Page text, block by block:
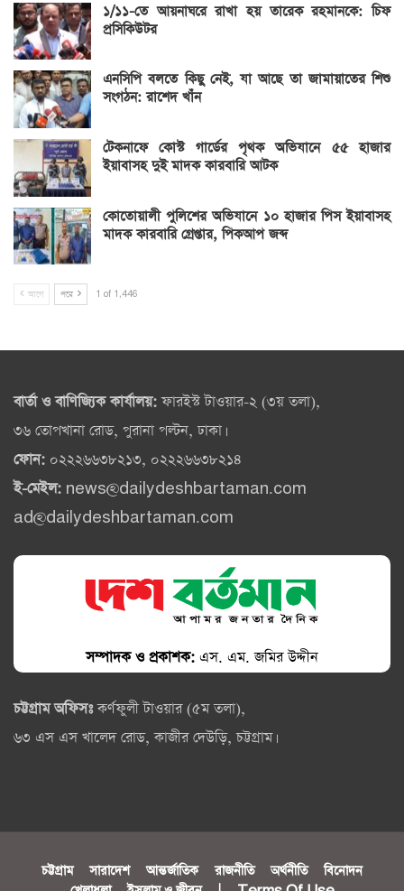
১/১১-তে আয়নাঘরে রাখা হয় তারেক রহমানকে: চিফ
প্রসিকিউটর
এনসিপি বলতে কিছু নেই, যা আছে তা জামায়াতের শিশু
সংগঠন: রাশেদ খাঁন
টেকনাফে কোস্ট গার্ডের পৃথক অভিযানে ৫৫ হাজার
ইয়াবাসহ দুই মাদক কারবারি আটক
কোতোয়ালী পুলিশের অভিযানে ১০ হাজার পিস ইয়াবাসহ
মাদক কারবারি গ্রেপ্তার, পিকআপ জব্দ
আগে পরে 1 of 1,446
বার্তা ও বাণিজ্যিক কার্যালয়:ফারইস্ট টাওয়ার-২ (৩য় তলা),
৩৬ তোপখানা রোড, পুরানা পল্টন, ঢাকা।
ফোন: ০২২২৬৬৩৮২১৩, ০২২২৬৬৩৮২১৪
ই-মেইল: news@dailydeshbartaman.com
ad@dailydeshbartaman.com
সম্পাদক ও প্রকাশক: এস. এম. জমির উদ্দীন
চট্টগ্রাম অফিসঃকর্ণফুলী টাওয়ার (৫ম তলা),
৬৩ এস এস খালেদ রোড, কাজীর দেউড়ি, চট্টগ্রাম।
চট্টগ্রাম সারাদেশ আন্তর্জাতিক রাজনীতি অর্থনীতি
বিনোদন